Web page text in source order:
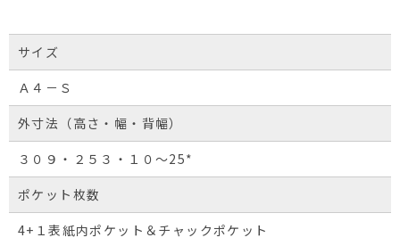
サイズ
Ａ４－Ｓ
外寸法（高さ・幅・背幅）
３０９・２５３・１０～25*
ポケット枚数
4+１表紙内ポケット＆チャックポケット